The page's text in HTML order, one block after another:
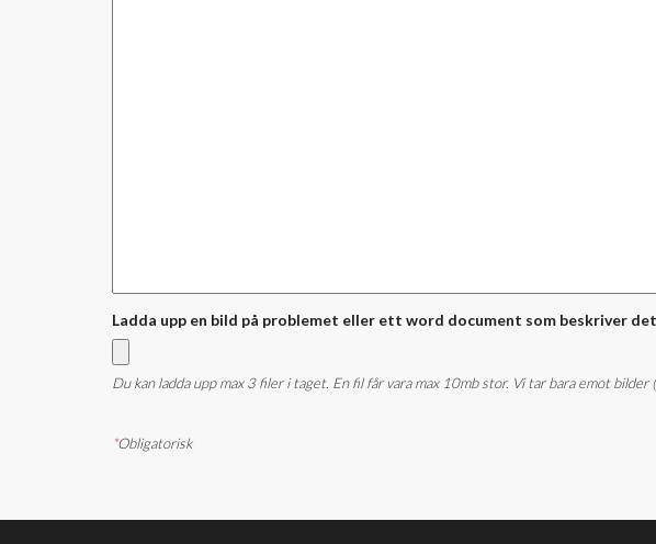
Ladda upp en bild på problemet eller ett word document som beskriver det
Du kan ladda upp max 3 filer i taget. En fil får vara max 10mb stor. Vi tar bara emot
*Obligatorisk